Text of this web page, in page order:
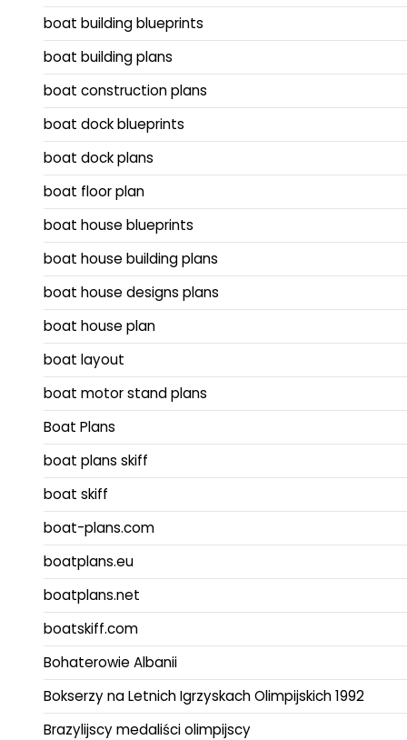
boat building blueprints
boat building plans
boat construction plans
boat dock blueprints
boat dock plans
boat floor plan
boat house blueprints
boat house building plans
boat house designs plans
boat house plan
boat layout
boat motor stand plans
Boat Plans
boat plans skiff
boat skiff
boat-plans.com
boatplans.eu
boatplans.net
boatskiff.com
Bohaterowie Albanii
Bokserzy na Letnich Igrzyskach Olimpijskich 1992
Brazylijscy medaliści olimpijscy